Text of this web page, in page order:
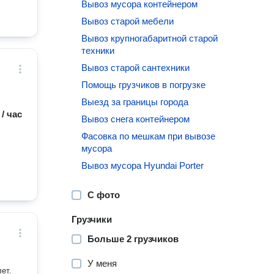
/ час
Вывоз мусора контейнером
Вывоз старой мебели
Вывоз крупногабаритной старой
техники
Вывоз старой сантехники
Помощь грузчиков в погрузке
Выезд за границы города
Вывоз снега контейнером
Фасовка по мешкам при вывозе
мусора
Вывоз мусора Hyundai Porter
С фото
Грузчики
Больше 2 грузчиков
У меня